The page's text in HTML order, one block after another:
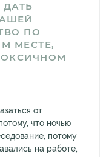
ДАТЬ
ПО
МЕСТЕ,
от
что ночью
потому
на работе,